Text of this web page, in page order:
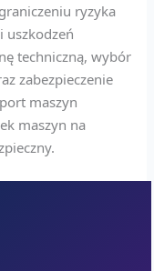
ryzyka
uszkodzeń
techniczną, wybór
zabezpieczenie
maszyn
maszyn na